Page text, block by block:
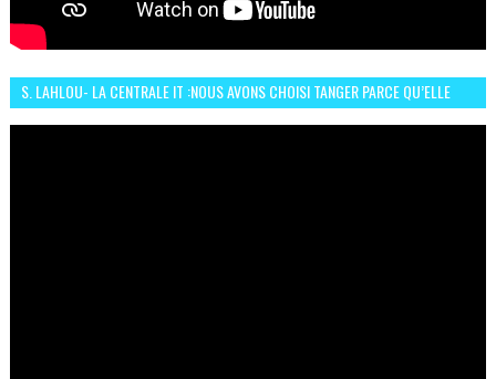
S. LAHLOU- LA CENTRALE IT :NOUS AVONS CHOISI TANGER PARCE QU’ELLE